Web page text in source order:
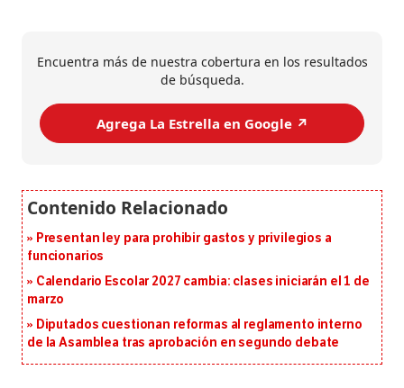
Encuentra más de nuestra cobertura en los resultados
de búsqueda.
Agrega La Estrella en Google ↗️
Presentan ley para prohibir gastos y privilegios a
funcionarios
Calendario Escolar 2027 cambia: clases iniciarán el 1 de
marzo
Diputados cuestionan reformas al reglamento interno
de la Asamblea tras aprobación en segundo debate